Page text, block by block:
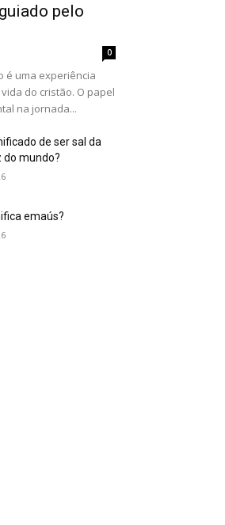
pelo
0
é uma experiência
do cristão. O papel
na jornada...
de ser sal da
do mundo?
emaús?